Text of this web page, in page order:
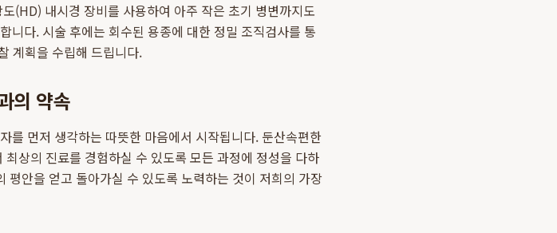
(HD) 내시경 장비를 사용하여 아주 작은 초기 병변까지도
니다. 시술 후에는 회수된 용종에 대한 정밀 조직검사를 통
계획을 수립해 드립니다.
의 약속
를 먼저 생각하는 따뜻한 마음에서 시작됩니다. 둔산속편한
상의 진료를 경험하실 수 있도록 모든 과정에 정성을 다하
안을 얻고 돌아가실 수 있도록 노력하는 것이 저희의 가장